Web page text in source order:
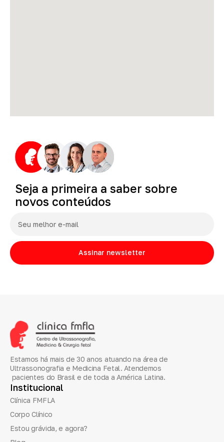
Seja a primeira a saber sobre
novos conteúdos
Assinar newsletter
Estamos há mais de 30 anos atuando na área de
Ultrassonografia e Medicina Fetal. Atendemos
pacientes do Brasil e de toda a América Latina.
Institucional
Clínica FMFLA
Corpo Clínico
Estou grávida, e agora?